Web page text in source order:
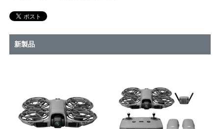
新製品